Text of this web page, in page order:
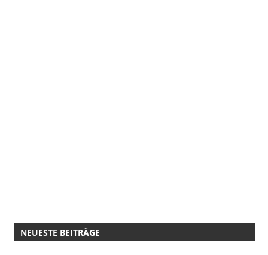
NEUESTE BEITRÄGE